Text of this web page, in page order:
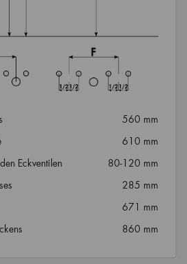
560 mm
610 mm
Eckventilen
80-120 mm
285 mm
671 mm
860 mm